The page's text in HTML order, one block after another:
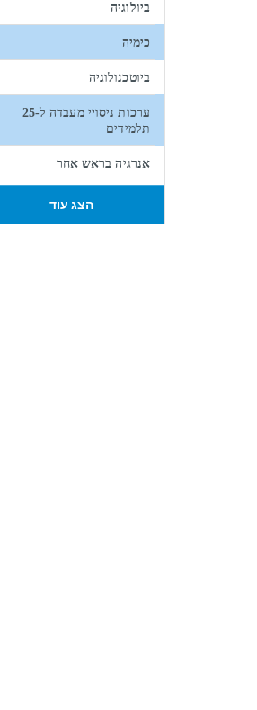
ביולוגיה
כימיה
ביוטכנולוגיה
ערכות ניסויי מעבדה ל-25
תלמידים
אנרגיה בראש אחר
הצג עוד